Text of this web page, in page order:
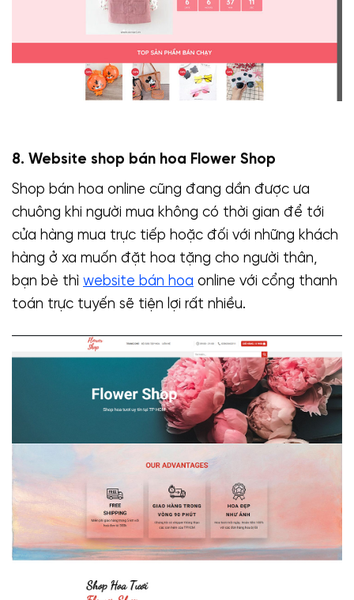
8. Website shop bán hoa Flower Shop
Shop bán hoa online cũng đang dần được ưa
chuông khi người mua không có thời gian để tới
cửa hàng mua trực tiếp hoặc đối với những khách
hàng ở xa muốn đặt hoa tặng cho người thân,
bạn bè thì website bán hoa online với cổng thanh
toán trực tuyến sẽ tiện lợi rất nhiều.